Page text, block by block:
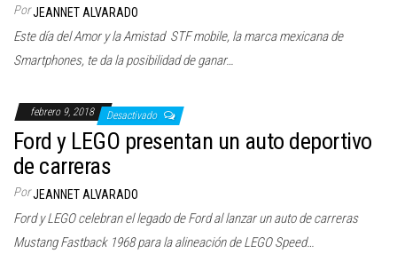
PorJEANNET ALVARADO
Este día del Amor y la Amistad STF mobile, la marca mexicana de
Smartphones, te da la posibilidad de ganar…
febrero 9, 2018 Desactivado
Ford y LEGO presentan un auto deportivo
de carreras
PorJEANNET ALVARADO
Ford y LEGO celebran el legado de Ford al lanzar un auto de carreras
Mustang Fastback 1968 para la alineación de LEGO Speed…